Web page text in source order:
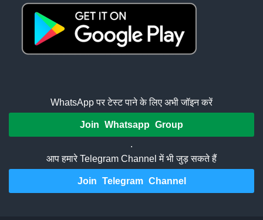
WhatsApp पर टेस्ट पाने के लिए अभी जॉइन करें
Join Whatsapp Group
.
आप हमारे Telegram Channel में भी जुड़ सकते हैं
Join Telegram Channel